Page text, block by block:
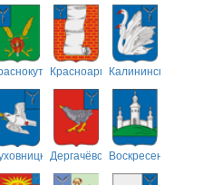
Красноармейский
Калининский
ДергачёвскийВоскресенский